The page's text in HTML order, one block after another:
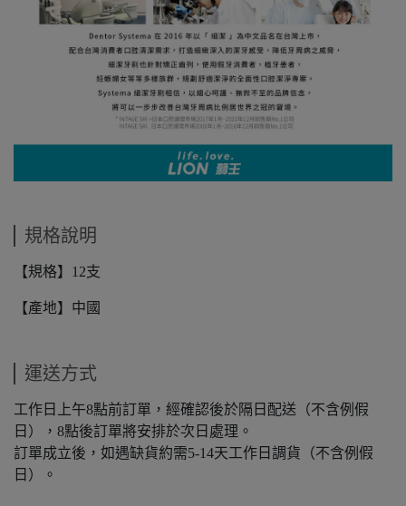
規格說明
【規格】12支
【產地】中國
運送方式
工作日上午8點前訂單，經確認後於隔日配送（不含例假
日），8點後訂單將安排於次日處理。
訂單成立後，如遇缺貨約需5-14天工作日調貨（不含例假
日）。